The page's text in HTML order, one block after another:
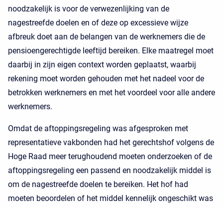
noodzakelijk is voor de verwezenlijking van de
nagestreefde doelen en of deze op excessieve wijze
afbreuk doet aan de belangen van de werknemers die de
pensioengerechtigde leeftijd bereiken. Elke maatregel moet
daarbij in zijn eigen context worden geplaatst, waarbij
rekening moet worden gehouden met het nadeel voor de
betrokken werknemers en met het voordeel voor alle andere
werknemers.
Omdat de aftoppingsregeling was afgesproken met
representatieve vakbonden had het gerechtshof volgens de
Hoge Raad meer terughoudend moeten onderzoeken of de
aftoppingsregeling een passend en noodzakelijk middel is
om de nagestreefde doelen te bereiken. Het hof had
moeten beoordelen of het middel kennelijk ongeschikt was